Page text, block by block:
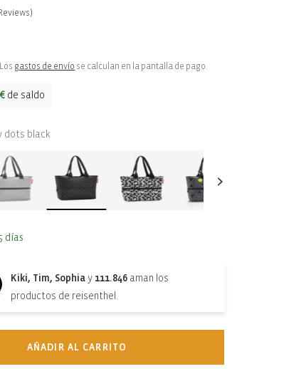
gastos de envío se calculan en la pantalla de pago.
de saldo
dots black
días
Kiki, Tim, Sophia y 111.846 aman los
productos de reisenthel.
AÑADIR AL CARRITO